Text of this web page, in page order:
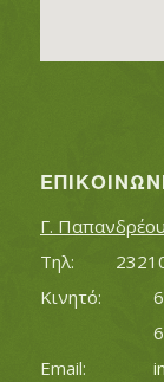
Γ.
Τηλ: